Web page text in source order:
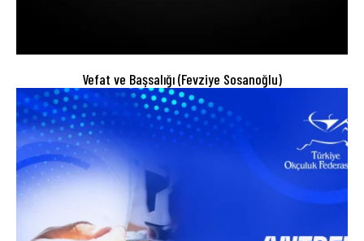
Vefat ve Başsalığı (Fevziye Sosanoğlu)